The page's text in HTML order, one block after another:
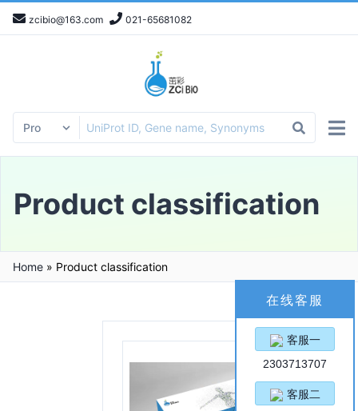
zcibio@163.com 021-65681082
Product classification
Home » Product classification
在线客服
客服一
2303713707
客服二